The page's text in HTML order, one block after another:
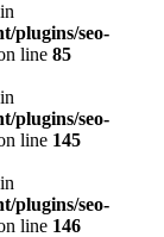
plugins/seo-
line 85
plugins/seo-
line 145
plugins/seo-
line 146